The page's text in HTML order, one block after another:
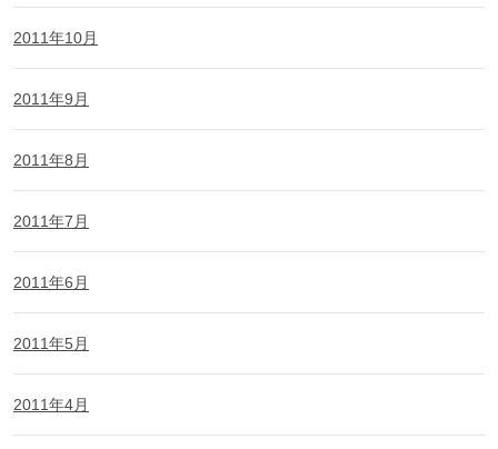
2011年10月
2011年9月
2011年8月
2011年7月
2011年6月
2011年5月
2011年4月